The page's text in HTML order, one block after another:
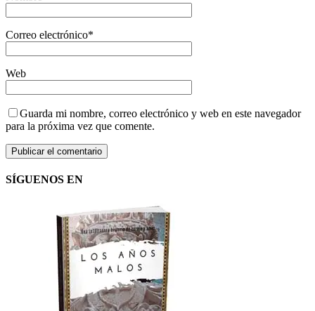
Correo electrónico*
Web
Guarda mi nombre, correo electrónico y web en este navegador
para la próxima vez que comente.
SÍGUENOS EN